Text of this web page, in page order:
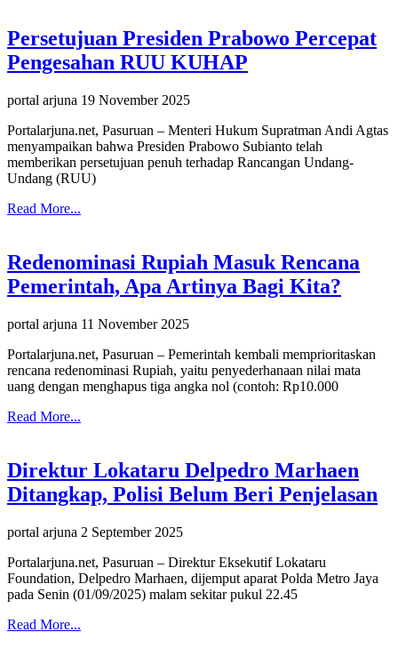
Persetujuan Presiden Prabowo Percepat
Pengesahan RUU KUHAP
portal arjuna 19 November 2025
Portalarjuna.net, Pasuruan – Menteri Hukum Supratman Andi Agtas
menyampaikan bahwa Presiden Prabowo Subianto telah
memberikan persetujuan penuh terhadap Rancangan Undang-
Undang (RUU)
Read More...
Redenominasi Rupiah Masuk Rencana
Pemerintah, Apa Artinya Bagi Kita?
portal arjuna 11 November 2025
Portalarjuna.net, Pasuruan – Pemerintah kembali memprioritaskan
rencana redenominasi Rupiah, yaitu penyederhanaan nilai mata
uang dengan menghapus tiga angka nol (contoh: Rp10.000
Read More...
Direktur Lokataru Delpedro Marhaen
Ditangkap, Polisi Belum Beri Penjelasan
portal arjuna 2 September 2025
Portalarjuna.net, Pasuruan – Direktur Eksekutif Lokataru
Foundation, Delpedro Marhaen, dijemput aparat Polda Metro Jaya
pada Senin (01/09/2025) malam sekitar pukul 22.45
Read More...